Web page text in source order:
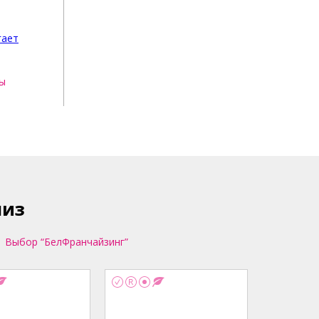
Выбор “БелФранчайзинг”